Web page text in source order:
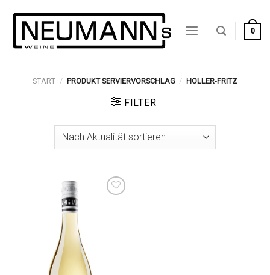
Inhalt
springen
0
START / PRODUKT SERVIERVORSCHLAG / HOLLER-FRITZ
FILTER